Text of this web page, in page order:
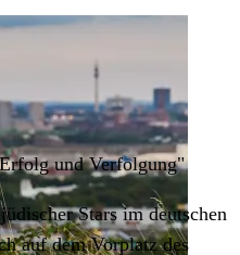
und Verfolgung"
Stars im deutschen
auf dem Vorplatz des